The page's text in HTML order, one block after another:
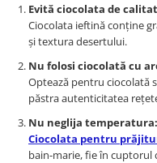
Evită ciocolata de
Ciocolata ieftină conține
și textura desertului.
Nu folosi ciocolată cu
Optează pentru ciocolată
păstra autenticitatea
Nu neglija temperatura:
Ciocolata pentru
bain-marie, fie în cuptorul